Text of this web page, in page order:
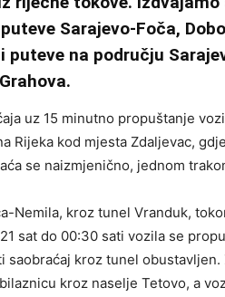
Sarajevo-Foča,
puteve na području
uz 15 minutno propuštanje
Rijeka kod mjesta Zdaljevac,
se naizmjenično, jednom
Nemila, kroz tunel Vranduk,
sat do 00:30 sati vozila se
saobraćaj kroz tunel
kroz naselje Tetovo, a